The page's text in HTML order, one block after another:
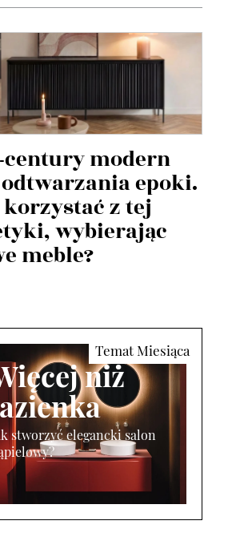
century modern
epoki.
z tej
wybierając
meble?
niż
stworzyć elegancki salon